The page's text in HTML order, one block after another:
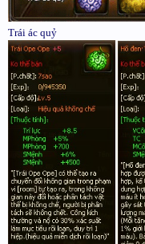
Trái ác quỷ